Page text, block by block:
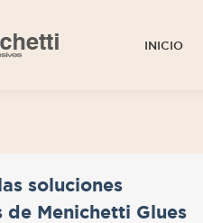
INICIO
soluciones
de Menichetti Glues